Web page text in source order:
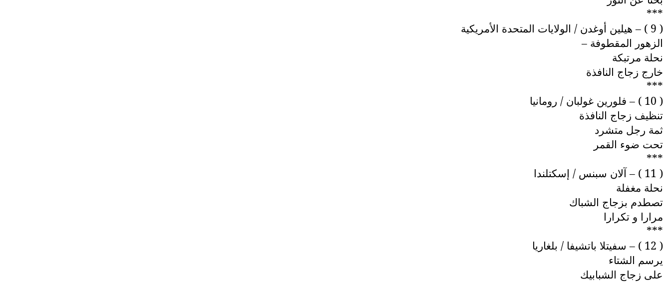
***
( 9 ) – هيلين أوغدن / الولايات المتحدة الأمريكية
الزهور المقطوفة –
نحلة مرتبكة
خارج زجاج النافذة
***
( 10 ) – فلورين غولبان / رومانيا
تنظيف زجاج النافذة
ثمة رجل متشرد
تحت ضوء القمر
***
( 11 ) – آلان سبنس / إسكتلندا
نحلة مغفلة
تصطدم بزجاج الشباك
مرارا و تكرارا
***
( 12 ) – سفيتلا باتشيفا / بلغاريا
يرسم الشتاء
على زجاج الشبابيك